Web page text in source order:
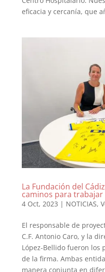
eficacia y cercanía, que
La Fundación del
caminos para trabajar
4 Oct, 2023 | NOTICIAS,
El responsable de
C.F. Antonio Caro, y la
López-Bellido fueron los
de la firma. Ambas
manera conjunta en